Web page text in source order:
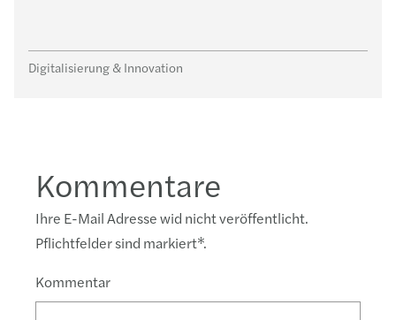
Digitalisierung & Innovation
Kommentare
Ihre E-Mail Adresse wid nicht veröffentlicht.
Pflichtfelder sind markiert*.
Kommentar